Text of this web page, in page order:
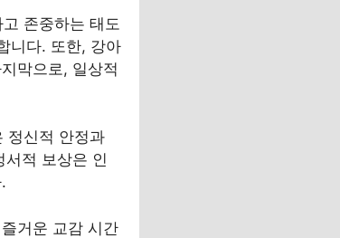
존중하는 태도
니다. 또한, 강아
막으로, 일상적
정신적 안정과
적 보상은 인
거운 교감 시간